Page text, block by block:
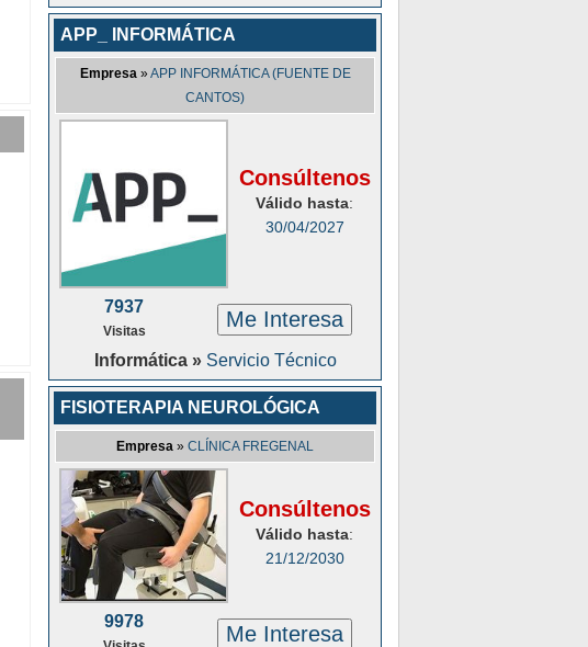
APP_ INFORMÁTICA
Empresa »APP INFORMÁTICA (FUENTE DE
CANTOS)
Consúltenos
Válido hasta:
30/04/2027
7937
Visitas Me Interesa
Informática » Servicio Técnico
FISIOTERAPIA NEUROLÓGICA
Empresa » CLÍNICA FREGENAL
Consúltenos
Válido hasta:
21/12/2030
9978
Me Interesa